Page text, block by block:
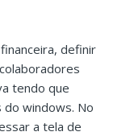
definir
tendo que
windows. No
a tela de